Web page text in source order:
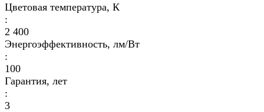
Цветовая температура, К
:
2 400
Энергоэффективность, лм/Вт
:
100
Гарантия, лет
:
3